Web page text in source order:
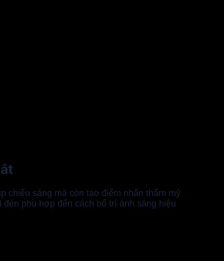
chiếu sáng mà còn tạo điểm nhấn thẩm mỹ
phù hợp đến cách bố trí ánh sáng hiệu